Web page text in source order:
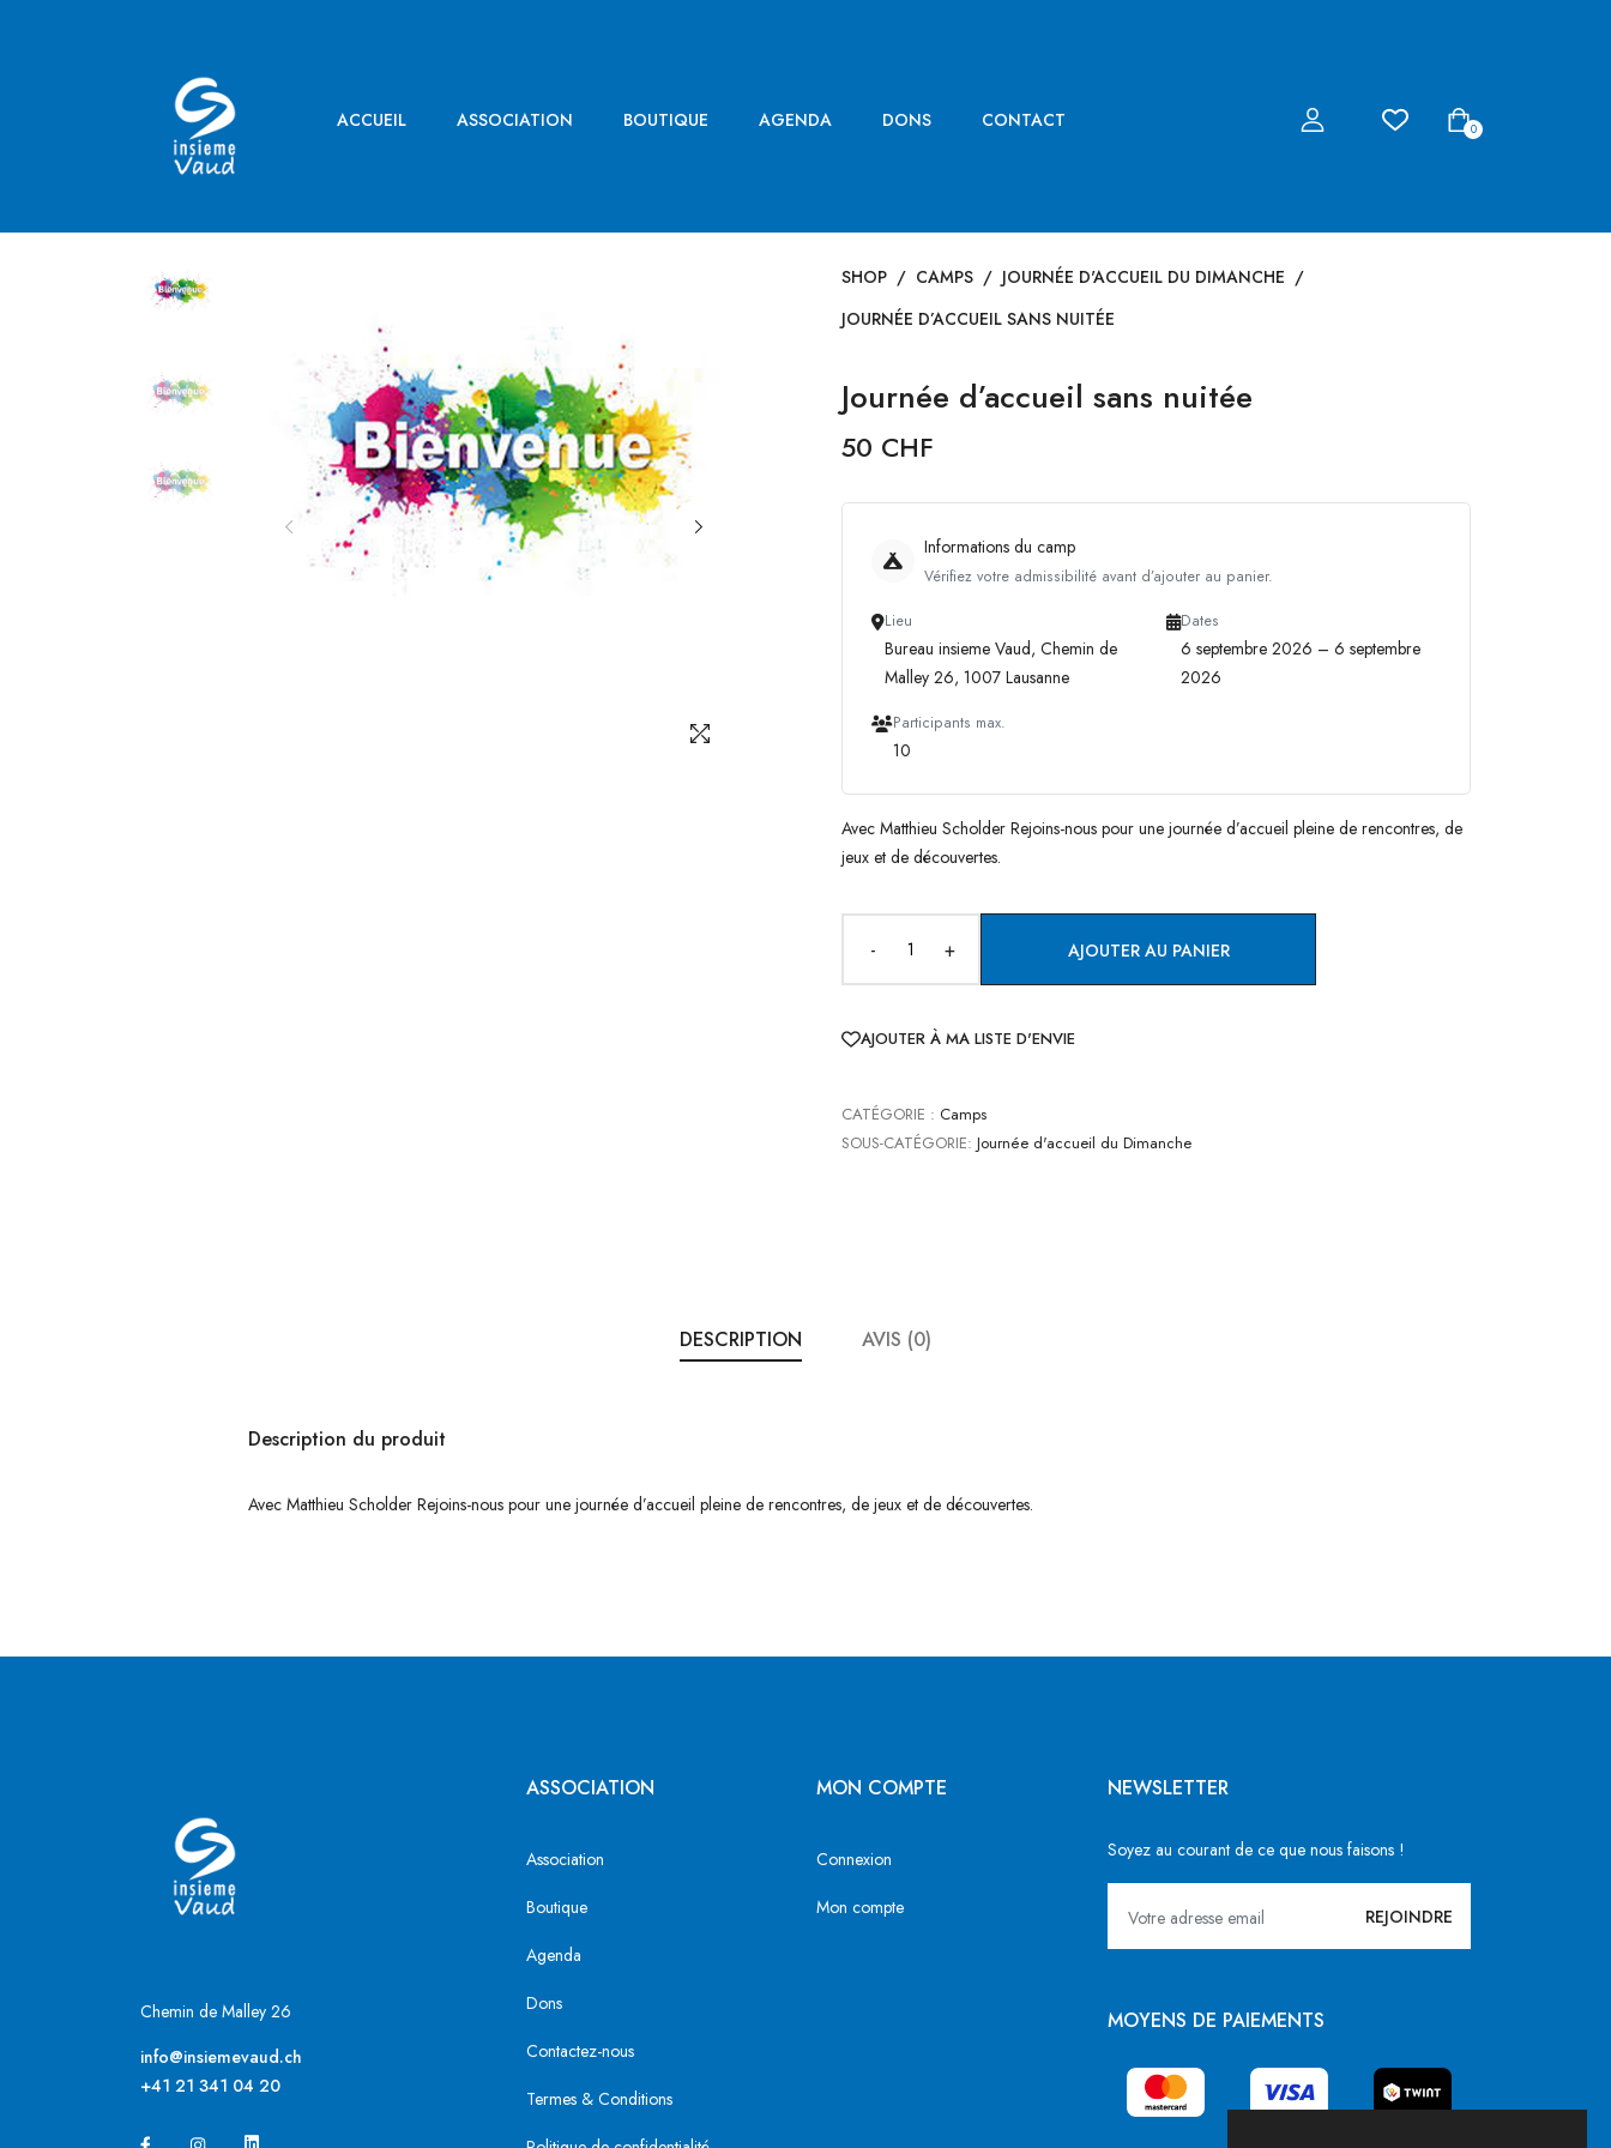
ACCUEIL ASSOCIATION BOUTIQUE AGENDA DONS CONTACT 0
SHOP / CAMPS / JOURNÉE D'ACCUEIL DU DIMANCHE /
JOURNÉE D’ACCUEIL SANS NUITÉE
Journée d’accueil sans nuitée
50 CHF
Informations du camp
Vérifiez votre admissibilité avant d’ajouter au panier.
Lieu
Bureau insieme Vaud, Chemin de
Malley 26, 1007 Lausanne
Dates
6 septembre 2026 – 6 septembre
2026
Participants max.
10
Avec Matthieu Scholder Rejoins-nous pour une journée d’accueil pleine de rencontres, de
jeux et de découvertes.
- + AJOUTER AU PANIER
AJOUTER À MA LISTE D'ENVIE
CATÉGORIE : Camps
SOUS-CATÉGORIE: Journée d'accueil du Dimanche
DESCRIPTION AVIS (0)
Description du produit
Avec Matthieu Scholder Rejoins-nous pour une journée d’accueil pleine de rencontres, de jeux et de découvertes.
Chemin de Malley 26
info@insiemevaud.ch
+41 21 341 04 20
ASSOCIATION
Association
Boutique
Agenda
Dons
Contactez-nous
Termes & Conditions
MON COMPTE
Connexion
Mon compte
NEWSLETTER
Soyez au courant de ce que nous faisons !
MOYENS DE PAIEMENTS